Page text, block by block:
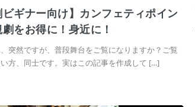
ビギナー向け】カンフェティポイン
劇をお得に！身近に！
突然ですが、普段舞台をご覧になりますか？ご覧
方、同士です。実はこの記事を作成して […]